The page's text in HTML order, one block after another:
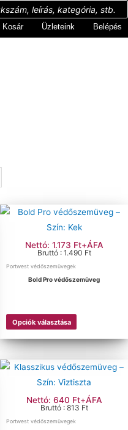
Kosár Üzleteink Belépés
Szűrés
Nettó: 1.173 Ft+ÁFA
Bruttó : 1.490 Ft
Portwest védőszemüvegek
Bold Pro védőszemüveg
Opciók választása
Nettó: 640 Ft+ÁFA
Bruttó : 813 Ft
Portwest védőszemüvegek